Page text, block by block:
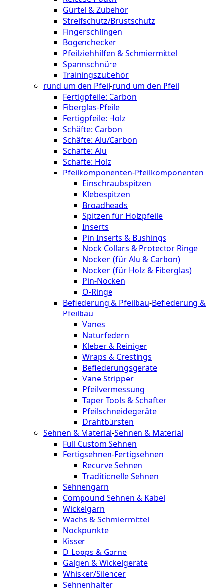
Gürtel & Zubehör
Streifschutz/Brustschutz
Fingerschlingen
Bogenchecker
Pfeilziehhilfen & Schmiermittel
Spannschnüre
Trainingszubehör
rund um den Pfeil-rund um den Pfeil
Fertigpfeile: Carbon
Fiberglas-Pfeile
Fertigpfeile: Holz
Schäfte: Carbon
Schäfte: Alu/Carbon
Schäfte: Alu
Schäfte: Holz
Pfeilkomponenten-Pfeilkomponenten
Einschraubspitzen
Klebespitzen
Broadheads
Spitzen für Holzpfeile
Inserts
Pin Inserts & Bushings
Nock Collars & Protector Ringe
Nocken (für Alu & Carbon)
Nocken (für Holz & Fiberglas)
Pin-Nocken
O-Ringe
Befiederung & Pfeilbau-Befiederung &
Pfeilbau
Vanes
Naturfedern
Kleber & Reiniger
Wraps & Crestings
Befiederungsgeräte
Vane Stripper
Pfeilvermessung
Taper Tools & Schafter
Pfeilschneidegeräte
Drahtbürsten
Sehnen & Material-Sehnen & Material
Full Custom Sehnen
Fertigsehnen-Fertigsehnen
Recurve Sehnen
Traditionelle Sehnen
Sehnengarn
Compound Sehnen & Kabel
Wickelgarn
Wachs & Schmiermittel
Nockpunkte
Kisser
D-Loops & Garne
Galgen & Wickelgeräte
Whisker/Silencer
Sehnenhalter